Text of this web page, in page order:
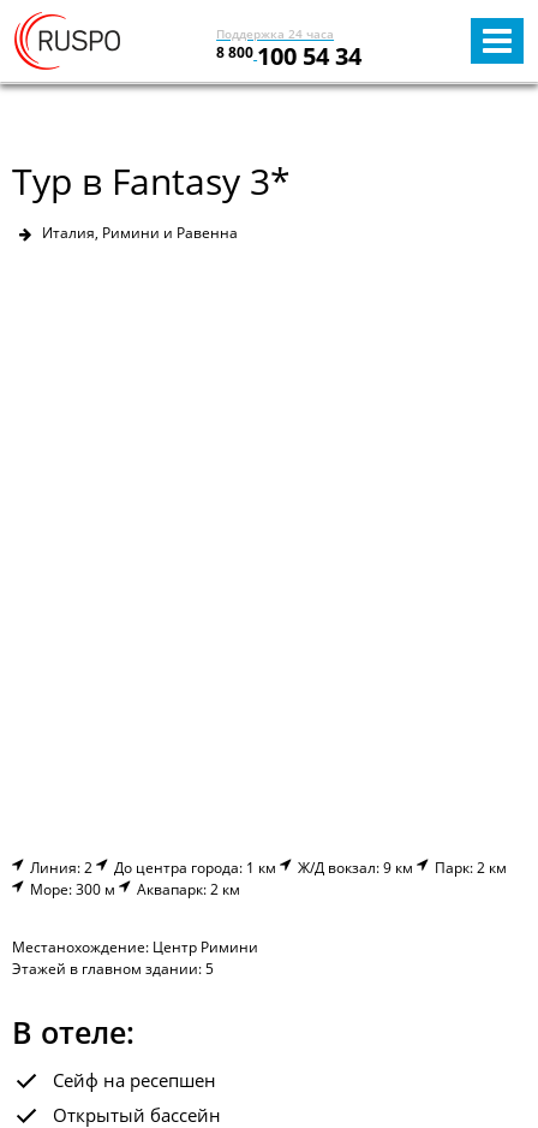
Поддержка 24 часа
8 800 100 54 34
Тур в Fantasy 3*
Италия, Римини и Равенна
Линия: 2 До центра города: 1 км Ж/Д вокзал: 9 км
Парк: 2 км
Море: 300 м
Аквапарк: 2 км
Местанохождение: Центр Римини
Этажей в главном здании: 5
В отеле:
Сейф на ресепшен
Открытый бассейн